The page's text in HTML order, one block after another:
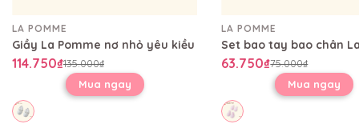
LA POMME
Giầy La Pomme nơ nhỏ yêu kiều
114.750₫135.000₫
Mua ngay
LA POMME
63.750₫75.000₫
Mua ngay